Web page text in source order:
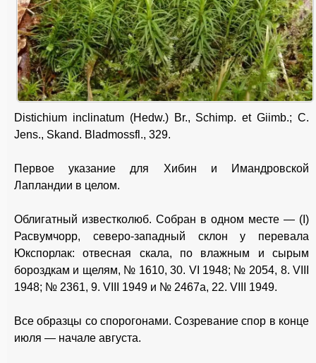
Distichium inclinatum (Hedw.) Br., Schimp. et Giimb.; C.
Jens., Skand. Bladmossfl., 329.
Первое указание для Хибин и Имандровской
Лапландии в целом.
Облигатный известколюб. Собран в одном месте — (I)
Расвумчорр, северо-западный склон у перевала
Юкспорлак: отвесная скала, по влажным и сырым
бороздкам и щелям, № 1610, 30. VI 1948; № 2054, 8. VIII
1948; № 2361, 9. VIII 1949 и № 2467а, 22. VIII 1949.
Все образцы со спорогонами. Созревание спор в конце
июля — начале августа.